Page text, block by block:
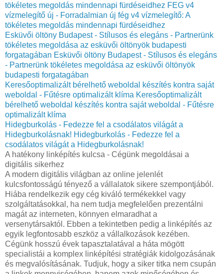
tökéletes megoldás mindennapi fürdéseidhez FEG v4
vízmelegítő új - Forradalmian új fég v4 vízmelegítő: A
tökéletes megoldás mindennapi fürdéseidhez
Esküvői öltöny Budapest - Stílusos és elegáns - Partnerünk
tökéletes megoldása az esküvői öltönyök budapesti
forgatagában Esküvői öltöny Budapest - Stílusos és elegáns
- Partnerünk tökéletes megoldása az esküvői öltönyök
budapesti forgatagában
Keresőoptimalizált bérelhető weboldal készítés kontra saját
weboldal - Fűtésre optimalizált klíma Keresőoptimalizált
bérelhető weboldal készítés kontra saját weboldal - Fűtésre
optimalizált klíma
Hidegburkolás - Fedezze fel a csodálatos világát a
Hidegburkolásnak! Hidegburkolás - Fedezze fel a
csodálatos világát a Hidegburkolásnak!
A hatékony linképítés kulcsa - Cégünk megoldásai a
digitális sikerhez
A modern digitális világban az online jelenlét
kulcsfontosságú tényező a vállalatok sikere szempontjából.
Hiába rendelkezik egy cég kiváló termékekkel vagy
szolgáltatásokkal, ha nem tudja megfelelően prezentálni
magát az interneten, könnyen elmaradhat a
versenytársaktól. Ebben a tekintetben pedig a linképítés az
egyik legfontosabb eszköz a vállalkozások kezében.
Cégünk hosszú évek tapasztalatával a háta mögött
specialistái a komplex linképítési stratégiák kidolgozásának
és megvalósításának. Tudjuk, hogy a siker titka nem csupán